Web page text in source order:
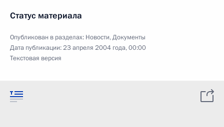
Статус материала
Опубликован в разделах: Новости,Документы
Дата публикации:23 апреля 2004 года, 00:00
Текстовая версия